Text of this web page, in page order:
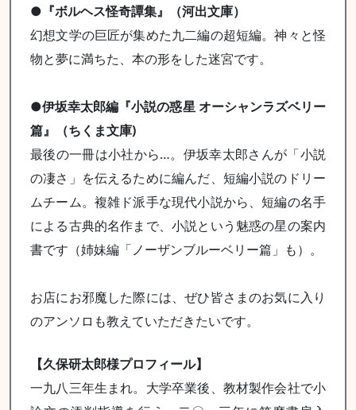
●『ボルヘス怪奇譚集』（河出文庫）
幻想文学の巨匠が集めた九二編の超短編。神々と怪
物と夢に満ちた、本の形をした迷宮です。
●伊坂幸太郎編『小説の惑星 オーシャンラズベリー
篇』（ちくま文庫)
最後の一冊は小社から…。伊坂幸太郎さんが「小説
の凄さ」を伝えるために編んだ、短編小説のドリー
ムチーム。複雑ド派手な現代小説から、短編の名手
による古典的名作まで、小説という魅惑の星の案内
書です（姉妹編「ノーザンブルーベリー篇」も）。
お店にお邪魔した際には、ぜひ皆さまのお気に入り
のアンソロも教えていただきたいです。
【久保研太郎様プロフィール】
一九八三年生まれ。大学卒業後、教材製作会社で小